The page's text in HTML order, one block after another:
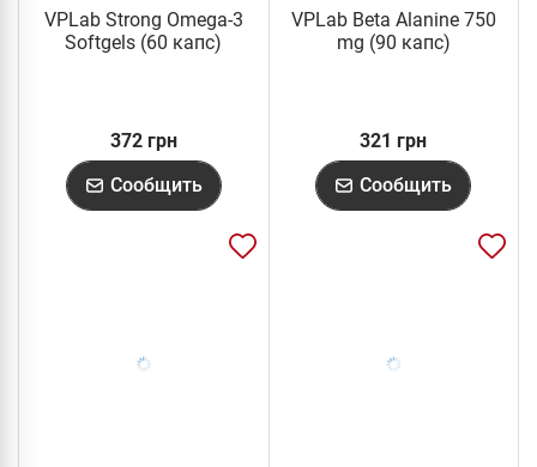
VPLab Strong Omega-3
Softgels (60 капс)
372 грн
Сообщить
VPLab Beta Alanine 750
mg (90 капс)
321 грн
Сообщить